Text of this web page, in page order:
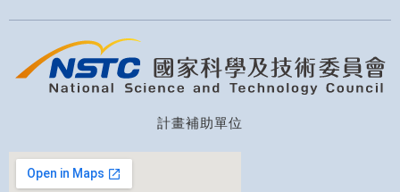
計畫補助單位